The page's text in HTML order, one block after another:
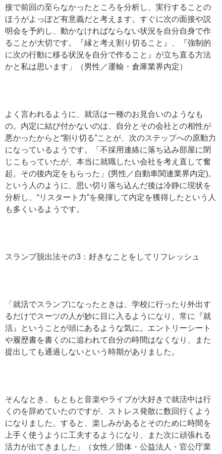
接で前回の至らなかったところを分析し、実行することの
ほうがよっぽど有意義だと考えます。すぐに次の面接や説
明会を予約し、動かなければならない状況を自分自身で作
ることが大切です。『縁と考え割り切ること』、『強制的
に次の行動に移る状況を自分で作ること』が立ち直る方法
かと私は思います」（男性／運輸・倉庫業界内定）
よく言われるように、就活は一種のお見合いのようなも
の。内定に結び付かないのは、自分とその会社との相性が
悪かったからと“割り切る”ことが、次のステップへの原動力
になっているようです。「不採用連絡に落ち込み部屋に閉
じこもっていたが、本当に就職したい会社を考え直して奮
起。その後内定をもらった」(男性／自動車関連業界内定)。
という人のように、思い切り落ち込んだ後は冷静に現状を
分析し、“リスタート力”を発揮して内定を獲得したという人
も多くいるようです。
スランプ脱出法その3：好きなことをしてリフレッシュ
「就活でスランプになったときは、学校に行ったり外出す
るだけでスーツの人が妙に目に入るようになり、常に『就
活』ということが頭にあるような気に。エントリーシート
や履歴書を書くのに追われて自分の時間はなくなり、また
提出しても通過しないという時期がありました。
そんなとき、もともと音楽やライブが大好きで就活中は行
くのを辞めていたのですが、ストレス発散に数回行くよう
になりました。すると、楽しみがあるとそのために時間を
上手く使うように工夫するようになり、また次に頑張れる
活力が出てきました」（女性／団体・公益法人・官公庁業